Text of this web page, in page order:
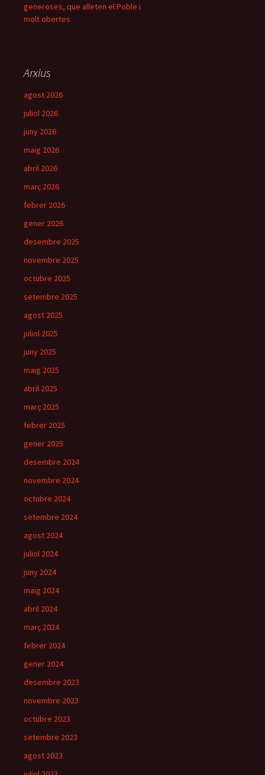
generoses, que alleten el Poble i
molt obertes
Arxius
agost 2026
juliol 2026
juny 2026
maig 2026
abril 2026
març 2026
febrer 2026
gener 2026
desembre 2025
novembre 2025
octubre 2025
setembre 2025
agost 2025
juliol 2025
juny 2025
maig 2025
abril 2025
març 2025
febrer 2025
gener 2025
desembre 2024
novembre 2024
octubre 2024
setembre 2024
agost 2024
juliol 2024
juny 2024
maig 2024
abril 2024
març 2024
febrer 2024
gener 2024
desembre 2023
novembre 2023
octubre 2023
setembre 2023
agost 2023